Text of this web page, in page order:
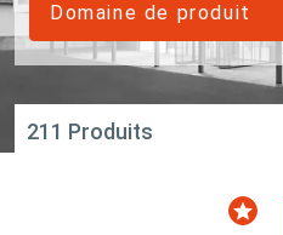
Domaine de produit
211 Produits